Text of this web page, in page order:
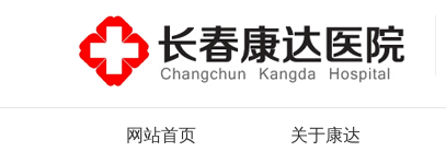
网站首页 关于康达